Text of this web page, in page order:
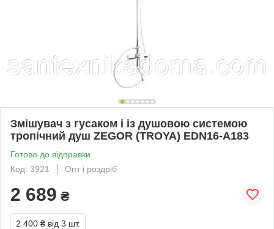
Змішувач з гусаком і із душовою системою
тропічний душ ZEGOR (TROYA) EDN16-A183
Готово до відправки
Код: 3921
Опт і роздріб
2 689 ₴
2 400 ₴ від 3 шт.